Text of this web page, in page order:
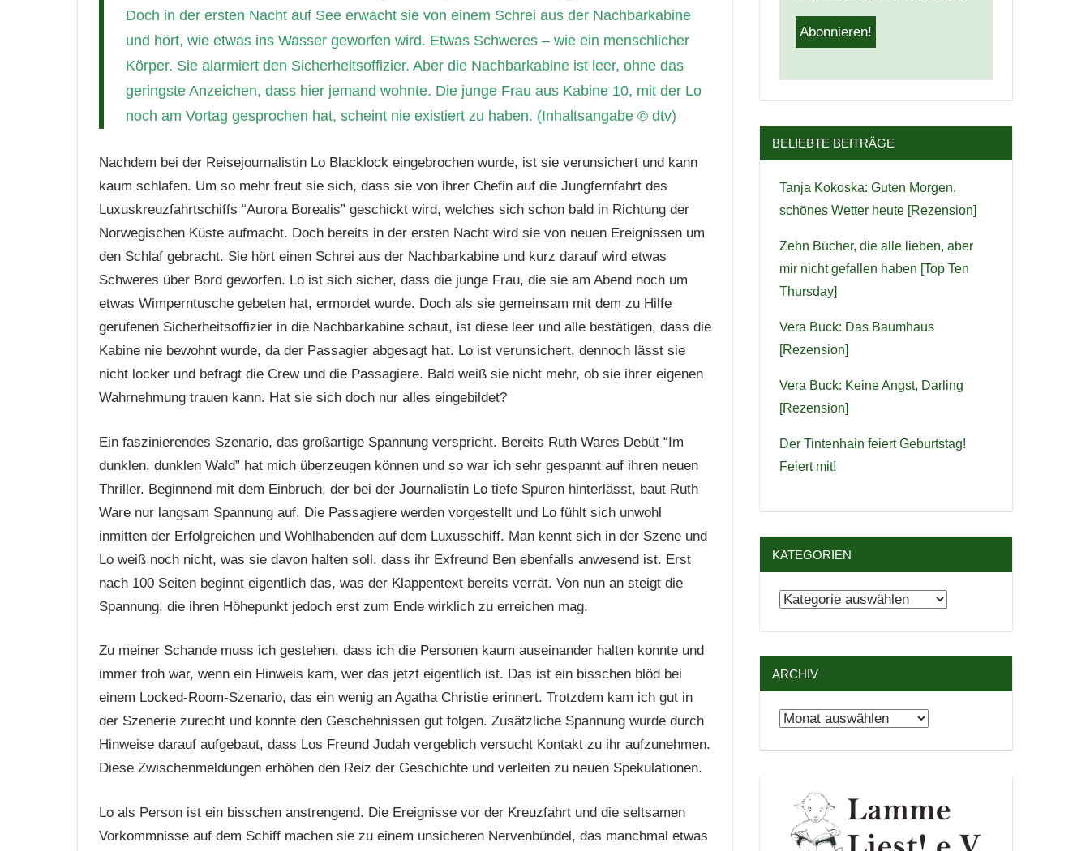
Doch in der ersten Nacht auf See erwacht sie von einem Schrei aus der Nachbarkabine
und hört, wie etwas ins Wasser geworfen wird. Etwas Schweres – wie ein menschlicher
Körper. Sie alarmiert den Sicherheitsoffizier. Aber die Nachbarkabine ist leer, ohne das
geringste Anzeichen, dass hier jemand wohnte. Die junge Frau aus Kabine 10, mit der Lo
noch am Vortag gesprochen hat, scheint nie existiert zu haben. (Inhaltsangabe © dtv)
Nachdem bei der Reisejournalistin Lo Blacklock eingebrochen wurde, ist sie verunsichert und kann
kaum schlafen. Um so mehr freut sie sich, dass sie von ihrer Chefin auf die Jungfernfahrt des
Luxuskreuzfahrtschiffs “Aurora Borealis” geschickt wird, welches sich schon bald in Richtung der
Norwegischen Küste aufmacht. Doch bereits in der ersten Nacht wird sie von neuen Ereignissen um
den Schlaf gebracht. Sie hört einen Schrei aus der Nachbarkabine und kurz darauf wird etwas
Schweres über Bord geworfen. Lo ist sich sicher, dass die junge Frau, die sie am Abend noch um
etwas Wimperntusche gebeten hat, ermordet wurde. Doch als sie gemeinsam mit dem zu Hilfe
gerufenen Sicherheitsoffizier in die Nachbarkabine schaut, ist diese leer und alle bestätigen, dass die
Kabine nie bewohnt wurde, da der Passagier abgesagt hat. Lo ist verunsichert, dennoch lässt sie
nicht locker und befragt die Crew und die Passagiere. Bald weiß sie nicht mehr, ob sie ihrer eigenen
Wahrnehmung trauen kann. Hat sie sich doch nur alles eingebildet?
Ein faszinierendes Szenario, das großartige Spannung verspricht. Bereits Ruth Wares Debüt “Im
dunklen, dunklen Wald” hat mich überzeugen können und so war ich sehr gespannt auf ihren neuen
Thriller. Beginnend mit dem Einbruch, der bei der Journalistin Lo tiefe Spuren hinterlässt, baut Ruth
Ware nur langsam Spannung auf. Die Passagiere werden vorgestellt und Lo fühlt sich unwohl
inmitten der Erfolgreichen und Wohlhabenden auf dem Luxusschiff. Man kennt sich in der Szene und
Lo weiß noch nicht, was sie davon halten soll, dass ihr Exfreund Ben ebenfalls anwesend ist. Erst
nach 100 Seiten beginnt eigentlich das, was der Klappentext bereits verrät. Von nun an steigt die
Spannung, die ihren Höhepunkt jedoch erst zum Ende wirklich zu erreichen mag.
Zu meiner Schande muss ich gestehen, dass ich die Personen kaum auseinander halten konnte und
immer froh war, wenn ein Hinweis kam, wer das jetzt eigentlich ist. Das ist ein bisschen blöd bei
einem Locked-Room-Szenario, das ein wenig an Agatha Christie erinnert. Trotzdem kam ich gut in
der Szenerie zurecht und konnte den Geschehnissen gut folgen. Zusätzliche Spannung wurde durch
Hinweise darauf aufgebaut, dass Los Freund Judah vergeblich versucht Kontakt zu ihr aufzunehmen.
Diese Zwischenmeldungen erhöhen den Reiz der Geschichte und verleiten zu neuen Spekulationen.
Lo als Person ist ein bisschen anstrengend. Die Ereignisse vor der Kreuzfahrt und die seltsamen
Vorkommnisse auf dem Schiff machen sie zu einem unsicheren Nervenbündel, das manchmal etwas
BELIEBTE BEITRÄGE
Tanja Kokoska: Guten Morgen,
schönes Wetter heute [Rezension]
Zehn Bücher, die alle lieben, aber
mir nicht gefallen haben [Top Ten
Thursday]
Vera Buck: Das Baumhaus
[Rezension]
Vera Buck: Keine Angst, Darling
[Rezension]
Der Tintenhain feiert Geburtstag!
Feiert mit!
KATEGORIEN
Kategorien
ARCHIV
Archiv